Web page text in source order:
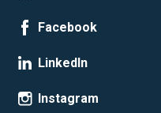
Facebook
LinkedIn
Instagram